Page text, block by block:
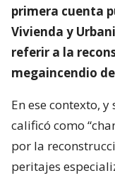
primera cuenta
Vivienda y
referir a la
megaincendio
En ese contexto,
calificó como
por la
peritajes